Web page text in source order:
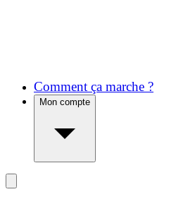
Comment ça marche ?
Mon compte